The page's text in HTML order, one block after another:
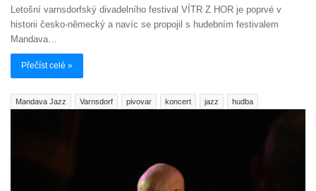
Letošní varnsdorfský divadelního festival VÍTR Z HOR je poprvé v
historii česko-německý a navíc se propojil s hudebním festivalem
Mandava…
Přečíst celé »
Mandava Jazz Varnsdorf pivovar koncert jazz hudba